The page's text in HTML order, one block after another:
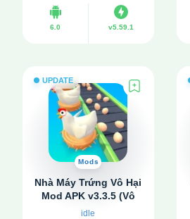
6.0 v5.59.1
UPDATE
Mods
Nhà Máy Trứng Vô Hại
Mod APK v3.3.5 (Vô
hạn tiền, đá quý)
idle